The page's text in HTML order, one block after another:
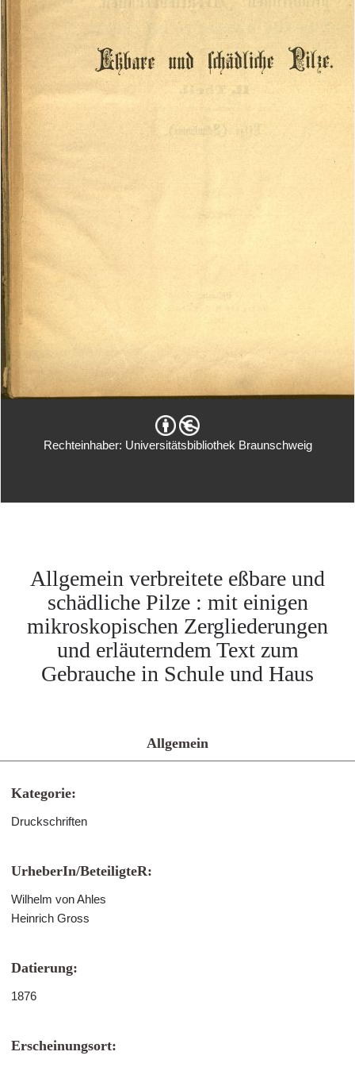
Rechteinhaber: Universitätsbibliothek Braunschweig
Allgemein verbreitete eßbare und
schädliche Pilze : mit einigen
mikroskopischen Zergliederungen
und erläuterndem Text zum
Gebrauche in Schule und Haus
Allgemein
Kategorie:
Druckschriften
UrheberIn/BeteiligteR:
Wilhelm von Ahles
Heinrich Gross
Datierung:
1876
Erscheinungsort: